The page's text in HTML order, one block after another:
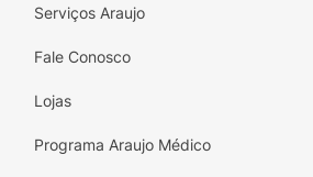
Serviços Araujo
Fale Conosco
Lojas
Programa Araujo Médico